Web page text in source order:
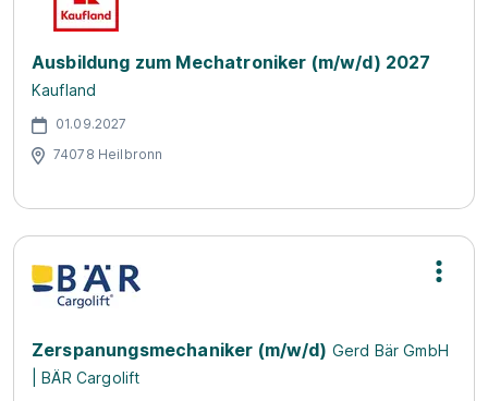
Ausbildung zum Mechatroniker (m/w/d) 2027
Kaufland
01.09.2027
74078 Heilbronn
Zerspanungsmechaniker (m/w/d) Gerd Bär GmbH
| BÄR Cargolift